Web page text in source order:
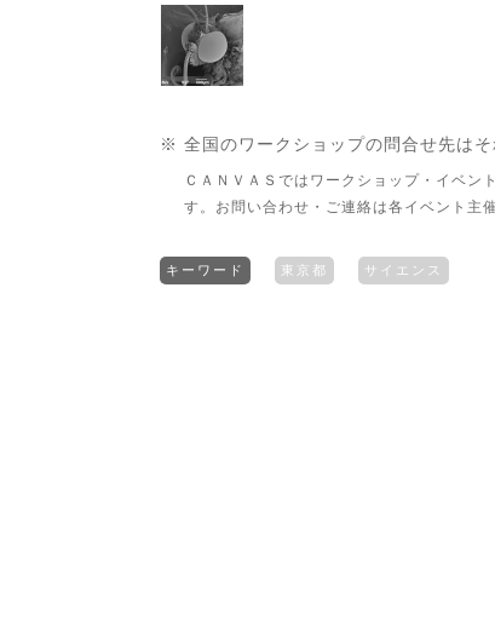
※ 全国のワークショップの問合せ先は
ＣＡＮＶＡＳではワークショップ・イベン
す。お問い合わせ・ご連絡は各イベント主
キーワード 東京都 サイエンス